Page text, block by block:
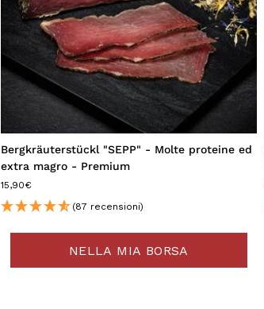
Bergkräuterstückl "SEPP" - Molte proteine ed
extra magro - Premium
15,90€
(87 recensioni)
NELLA MIA BORSA